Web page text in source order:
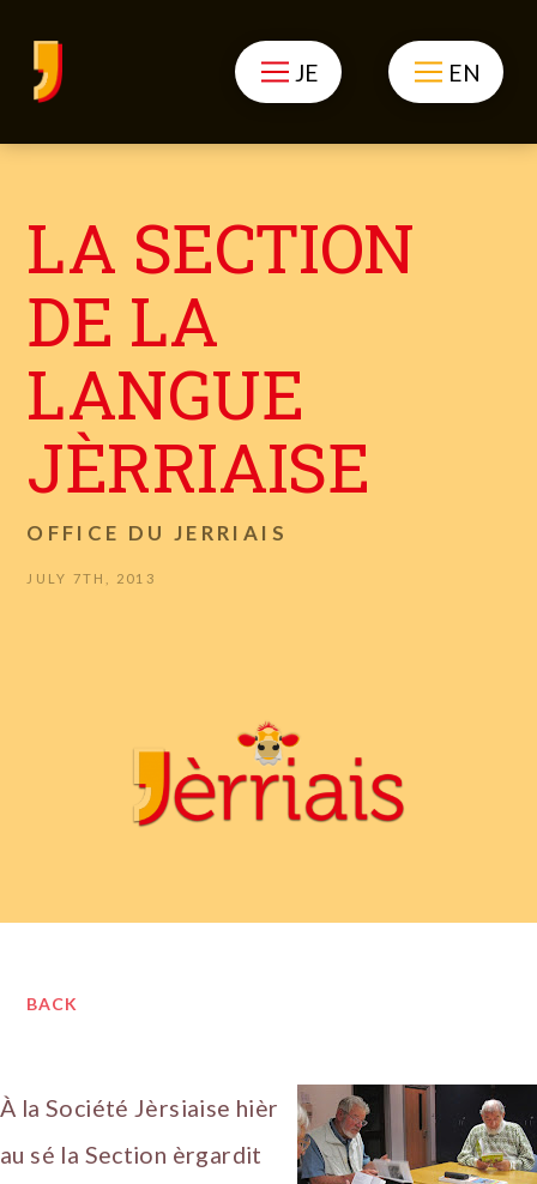
JE EN
LA SECTION
DE LA
LANGUE
JÈRRIAISE
OFFICE DU JERRIAIS
JULY 7TH, 2013
BACK
À la Société Jèrsiaise hièr
au sé la Section èrgardit